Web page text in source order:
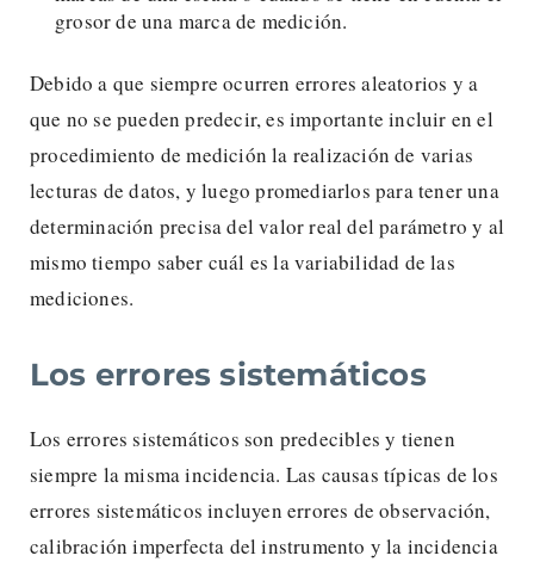
grosor de una marca de medición.
Debido a que siempre ocurren errores aleatorios y a
que no se pueden predecir, es importante incluir en el
procedimiento de medición la realización de varias
lecturas de datos, y luego promediarlos para tener una
determinación precisa del valor real del parámetro y al
mismo tiempo saber cuál es la variabilidad de las
mediciones.
Los errores sistemáticos
Los errores sistemáticos son predecibles y tienen
siempre la misma incidencia. Las causas típicas de los
errores sistemáticos incluyen errores de observación,
calibración imperfecta del instrumento y la incidencia